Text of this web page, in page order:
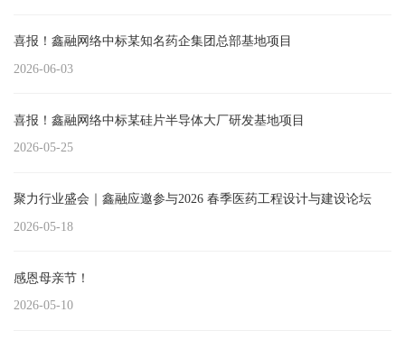
喜报！鑫融网络中标某知名药企集团总部基地项目
2026-06-03
喜报！鑫融网络中标某硅片半导体大厂研发基地项目
2026-05-25
聚力行业盛会｜鑫融应邀参与2026 春季医药工程设计与建设论坛
2026-05-18
感恩母亲节！
2026-05-10